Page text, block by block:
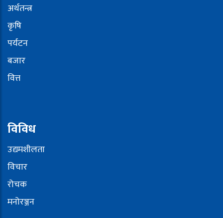
अर्थतन्त्र
कृषि
पर्यटन
बजार
वित्त
विविध
उद्यमशीलता
विचार
रोचक
मनोरञ्जन